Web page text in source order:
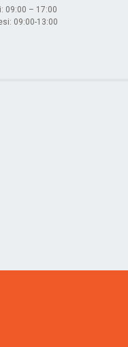
09:00 – 17:00
09:00-13:00